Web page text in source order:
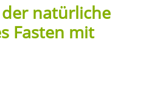
natürliche
Fasten mit